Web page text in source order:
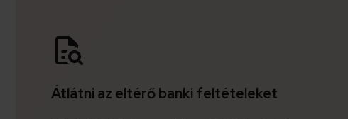
Átlátni az eltérő banki feltételeket